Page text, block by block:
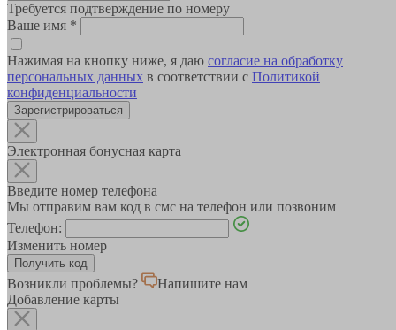
Требуется подтверждение по номеру
Ваше имя *
Нажимая на кнопку ниже, я даю согласие на обработку
персональных данных в соответствии с Политикой
конфиденциальности
Зарегистрироваться
Электронная бонусная карта
Введите номер телефона
Мы отправим вам код в смс на телефон или позвоним
Телефон:
Изменить номер
Возникли проблемы?
Напишите нам
Добавление карты